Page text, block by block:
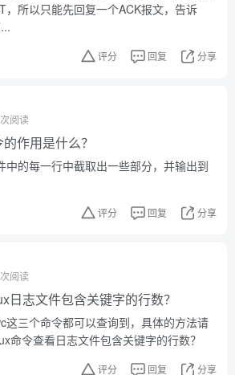
，所以只能先回复一个ACK报文，告诉
评分 回复 分享
阅读
作用是什么？
中的每一行中截取出一些部分，并输出到
评分 回复 分享
阅读
日志文件包含关键字的行数？
这三个命令都可以查询到，具体的方法请
命令查看日志文件包含关键字的行数？
评分 回复 分享